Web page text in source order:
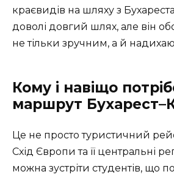
краєвидів на шляху з
доволі довгий шлях, але він
не тільки зручним, а й
Кому і навіщо
маршрут
Це не просто туристичний
Схід Європи та її центральні
можна зустріти студентів, що